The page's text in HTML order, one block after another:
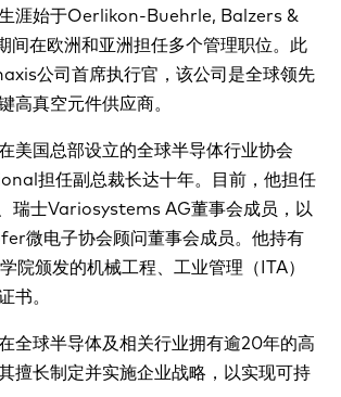
涯始于Oerlikon-Buehrle, Balzers &
间在欧洲和亚洲担任多个管理职位。此
公司首席执行官，该公司是全球领先
高真空元件供应商。
美国总部设立的全球半导体行业协会
担任副总裁长达十年。目前，他担任
瑞士Variosystems AG董事会成员，以
微电子协会顾问董事会成员。他持有
院颁发的机械工程、工业管理（ITA）
书。
全球半导体及相关行业拥有逾20年的高
擅长制定并实施企业战略，以实现可持